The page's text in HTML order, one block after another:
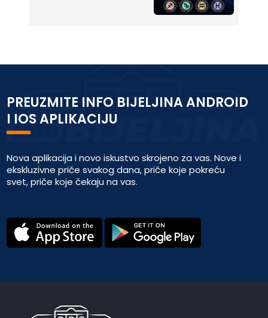
PREUZMITE INFO BIJELJINA ANDROID
I IOS APLIKACIJU
Nova aplikacija i novo iskustvo skrojeno za vas. Nove i
ekskluzivne priče svakog dana, priče koje pokreću
svet, priče koje čekaju na vas.